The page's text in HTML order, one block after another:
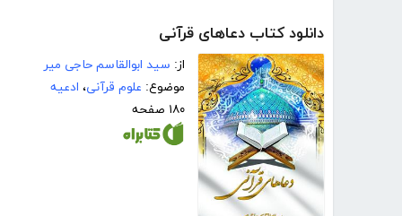
دانلود کتاب دعاهای قرآنی
از: سید ابوالقاسم حاجی میر
موضوع: علوم قرآنی، ادعیه
۱۸۰ صفحه